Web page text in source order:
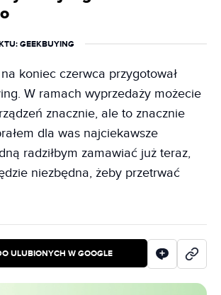
: GEEKBUYING
koniec czerwca przygotował
W ramach wyprzedaży możecie
znacznie, ale to znacznie
dla was najciekawsze
radziłbym zamawiać już teraz,
niezbędna, żeby przetrwać
ULUBIONYCH W GOOGLE